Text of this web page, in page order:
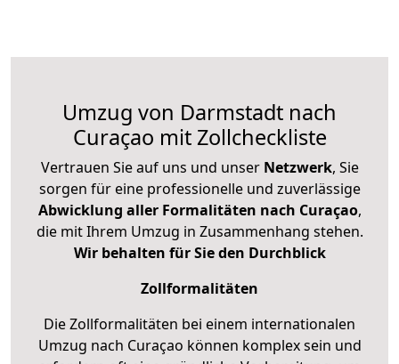
Umzug von Darmstadt nach
Curaçao mit Zollcheckliste
Vertrauen Sie auf uns und unser Netzwerk, Sie
sorgen für eine professionelle und zuverlässige
Abwicklung aller Formalitäten nach Curaçao,
die mit Ihrem Umzug in Zusammenhang stehen.
Wir behalten für Sie den Durchblick
Zollformalitäten
Die Zollformalitäten bei einem internationalen
Umzug nach Curaçao können komplex sein und